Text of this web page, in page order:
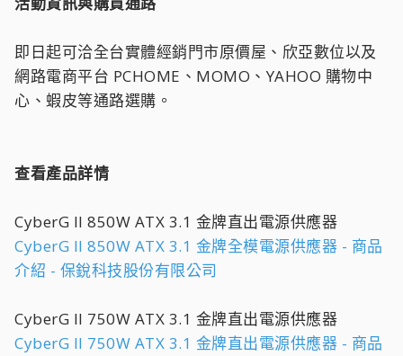
即日起可洽全台實體經銷門市原價屋、欣亞數位以及
網路電商平台 PCHOME、MOMO、YAHOO 購物中
心、蝦皮等通路選購。
查看產品詳情
CyberG II 850W ATX 3.1 金牌直出電源供應器
CyberG II 850W ATX 3.1 金牌全模電源供應器 - 商品
介紹 - 保銳科技股份有限公司
CyberG II 750W ATX 3.1 金牌直出電源供應器
CyberG II 750W ATX 3.1 金牌直出電源供應器 - 商品